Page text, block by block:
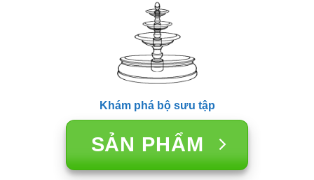
Khám phá bộ sưu tập
SẢN PHẨM